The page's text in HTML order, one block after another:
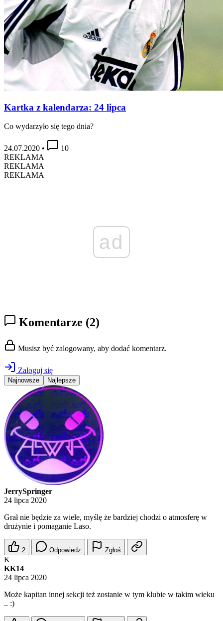
Kartka z kalendarza: 24 lipca
Co wydarzyło się tego dnia?
24.07.2020 •
10
REKLAMA
REKLAMA
REKLAMA
ad
Komentarze (2)
Musisz być zalogowany, aby dodać komentarz.
Zaloguj się
Najnowsze Najlepsze
JerrySpringer
24 lipca 2020
Grał nie będzie za wiele, myślę że bardziej chodzi o atmosferę w
drużynie i pomaganie Laso.
2 Odpowiedz Zgłoś
K
KK14
24 lipca 2020
Może kapitan innej sekcji też zostanie w tym klubie w takim wieku
.. :)